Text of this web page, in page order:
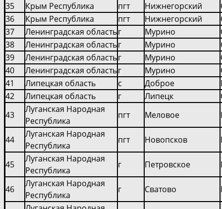
35
Крым Республика пгт Нижнегорский
36
Крым Республика пгт Нижнегорский
37
Ленинградская областьг Мурино
38
Ленинградская областьг Мурино
39
Ленинградская областьг Мурино
40
Ленинградская областьг Мурино
41
Липецкая область с Доброе
42
Липецкая область г Липецк
43
Луганская Народная
Республика
пгт Меловое
44
Луганская Народная
Республика
пгт Новопсков
45
Луганская Народная
Республика
г Петровское
46
Луганская Народная
Республика
г Сватово